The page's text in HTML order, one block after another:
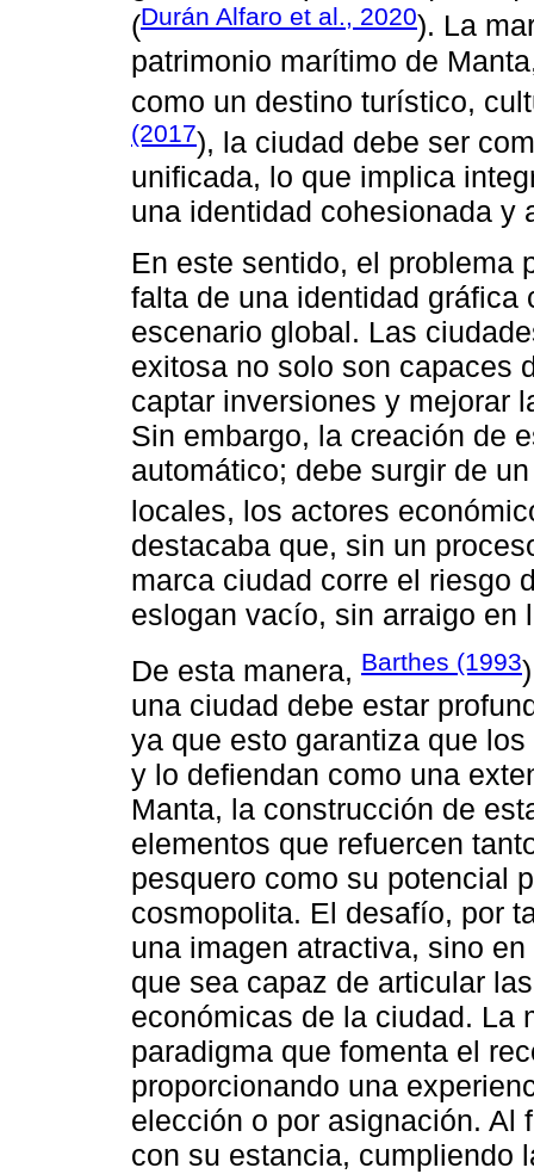
(Durán Alfaro et al., 2020). La
patrimonio marítimo de
como un destino turístico,
(2017), la ciudad debe ser
unificada, lo que implica
una identidad cohesionada y
En este sentido, el problema
falta de una identidad gráfica
escenario global. Las
exitosa no solo son capaces
captar inversiones y mejorar
Sin embargo, la creación de
automático; debe surgir de
locales, los actores
destacaba que, sin un
marca ciudad corre el riesgo
eslogan vacío, sin arraigo en
De esta manera, Barthes (1993
una ciudad debe estar
ya que esto garantiza que
y lo defiendan como una
Manta, la construcción de
elementos que refuercen
pesquero como su potencial
cosmopolita. El desafío, por
una imagen atractiva, sino
que sea capaz de articular
económicas de la ciudad. La
paradigma que fomenta el
proporcionando una
elección o por asignación. Al
con su estancia, cumpliendo